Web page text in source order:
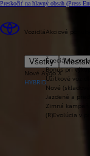
Preskočiť na hlavný obsah (Press
Vozidlá
Všetky
Nové Aygo X
HYBRID
Akciové ponuky
Špeciálna
Bonus pri
Úžitkové vozidlá
Nové
Jazdené a
Zimná kampaň
(R)Evolúcia v